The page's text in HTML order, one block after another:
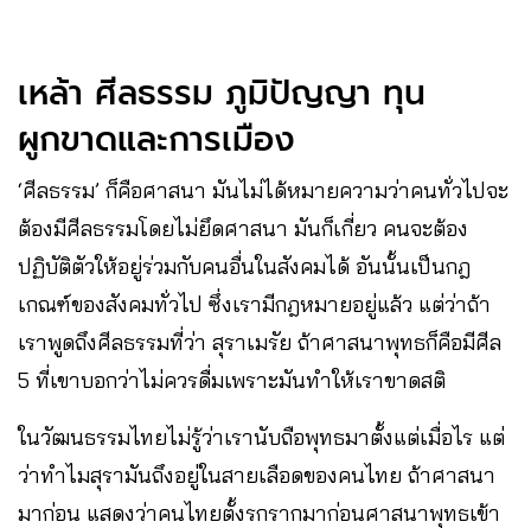
เหล้า ศีลธรรม ภูมิปัญญา ทุน
ผูกขาดและการเมือง
‘ศีลธรรม’ ก็คือศาสนา มันไม่ได้หมายความว่าคนทั่วไปจะ
ต้องมีศีลธรรมโดยไม่ยึดศาสนา มันก็เกี่ยว คนจะต้อง
ปฏิบัติตัวให้อยู่ร่วมกับคนอื่นในสังคมได้ อันนั้นเป็นกฎ
เกณฑ์ของสังคมทั่วไป ซึ่งเรามีกฎหมายอยู่แล้ว แต่ว่าถ้า
เราพูดถึงศีลธรรมที่ว่า สุราเมรัย ถ้าศาสนาพุทธก็คือมีศีล
5 ที่เขาบอกว่าไม่ควรดื่มเพราะมันทำให้เราขาดสติ
ในวัฒนธรรมไทยไม่รู้ว่าเรานับถือพุทธมาตั้งแต่เมื่อไร แต่
ว่าทำไมสุรามันถึงอยู่ในสายเลือดของคนไทย ถ้าศาสนา
มาก่อน แสดงว่าคนไทยตั้งรกรากมาก่อนศาสนาพุทธเข้า